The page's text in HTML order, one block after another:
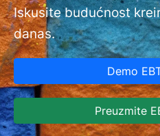
Iskusite budućnost
danas.
Demo
Preuzmite